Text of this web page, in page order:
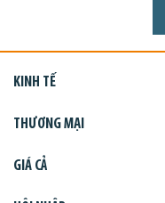
KINH TẾ
THƯƠNG MẠI
GIÁ CẢ